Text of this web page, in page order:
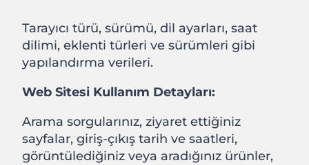
Tarayıcı türü, sürümü, dil ayarları, saat
dilimi, eklenti türleri ve sürümleri gibi
yapılandırma verileri.
Web Sitesi Kullanım Detayları:
Arama sorgularınız, ziyaret ettiğiniz
sayfalar, giriş-çıkış tarih ve saatleri,
görüntülediğiniz veya aradığınız ürünler,